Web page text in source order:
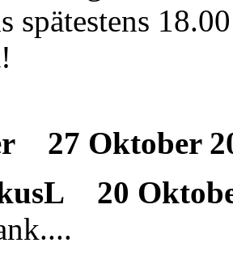
spätestens
27 Oktober
20